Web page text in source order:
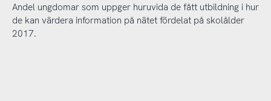
Andel ungdomar som uppger huruvida de fått utbildning i hur
de kan värdera information på nätet fördelat på skolålder
2017.